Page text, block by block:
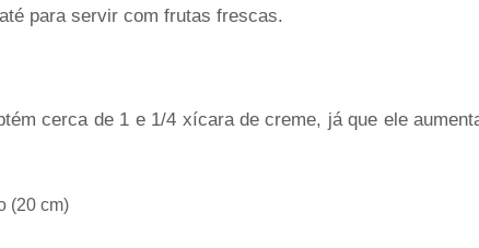
para servir com frutas frescas.
cerca de 1 e 1/4 xícara de creme, já que ele
(20 cm)